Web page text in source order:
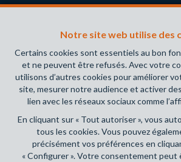
Notre site web utilise des
Certains cookies sont essentiels au bon
et ne peuvent être refusés. Avec votre
utilisons d’autres cookies pour améliorer
site, mesurer notre audience et activer
lien avec les réseaux sociaux comme
En cliquant sur « Tout autoriser », vous
tous les cookies. Vous pouvez
précisément vos préférences en
« Configurer ». Votre consentement
Belgique- Instance de contrôle:
(+32 2 505 38 50 - info@ipi.be) -
déontologique de l’
RC professionnelle et cautionnement
Place du Trône 1, 1000 Bruxelles –
Couverture valable pour les activités
Conditions générales d'utilisation du site
Charte de la protection de la vie privée